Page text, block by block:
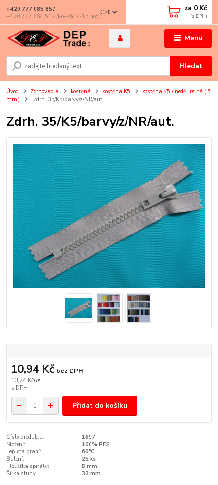
Menu
CZK
Hledat
+420 777 085 857
+420 777 664 517 (Po-Pá, 7-15 hod.)
za 0 Kč
Úvod Zdrhovadla kostěná kostěná K5
kostěná K5 / nedělitelná ( 5
mm )
Zdrh. 35/K5/barvy/z/NR/aut.
Zdrh. 35/K5/barvy/z/NR/aut.
13,24 Kč/ks
10,94 Kč bez DPH
Přidat do košíku
Číslo produktu:
1697
Složení:
100% PES
Teplota praní:
60°C
Balení:
25 ks
Tloušťka spirály:
5 mm
Šířka stuhy:
32 mm